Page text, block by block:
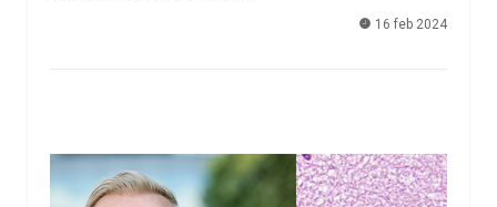
16 feb 2024